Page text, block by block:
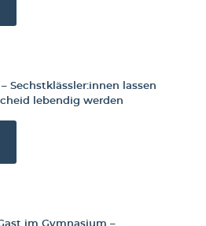
Sechstklässler:innen lassen
lebendig werden